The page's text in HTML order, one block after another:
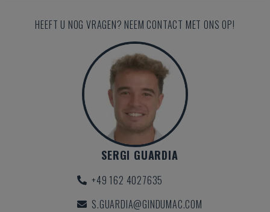
HEEFT U NOG VRAGEN? NEEM CONTACT MET ONS OP!
SERGI GUARDIA
+49 162 4027635
S.GUARDIA@GINDUMAC.COM